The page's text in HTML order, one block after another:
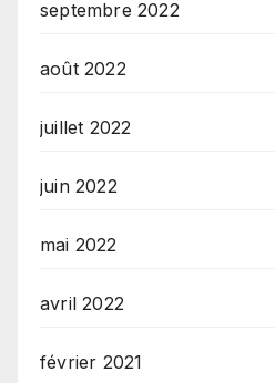
septembre 2022
août 2022
juillet 2022
juin 2022
mai 2022
avril 2022
février 2021